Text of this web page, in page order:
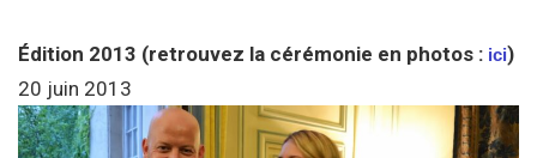
Édition 2013 (retrouvez la cérémonie en photos : ici)
20 juin 2013